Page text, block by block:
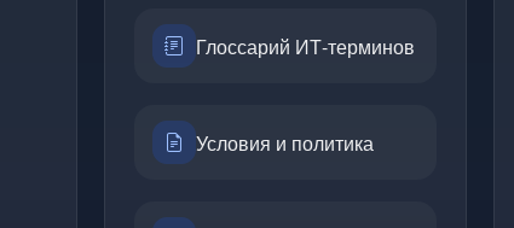
Глоссарий ИТ-терминов
Условия и политика